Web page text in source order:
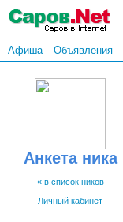
Афиша Объявления
Анкета ника
« в список ников
Личный кабинет